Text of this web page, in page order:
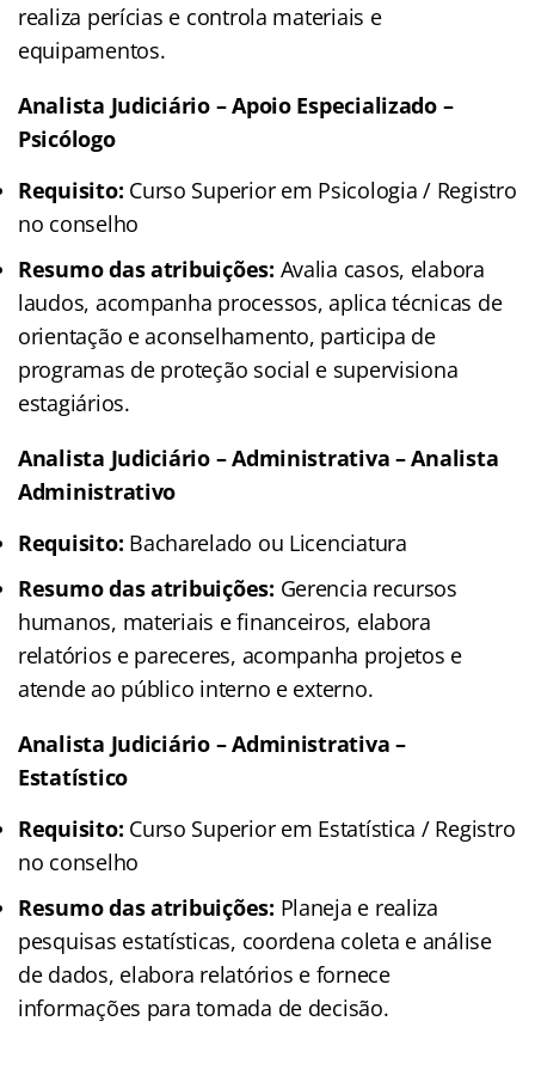
realiza perícias e controla materiais e
equipamentos.
Analista Judiciário – Apoio Especializado –
Psicólogo
Requisito: Curso Superior em Psicologia / Registro
no conselho
Resumo das atribuições: Avalia casos, elabora
laudos, acompanha processos, aplica técnicas de
orientação e aconselhamento, participa de
programas de proteção social e supervisiona
estagiários.
Analista Judiciário – Administrativa – Analista
Administrativo
Requisito: Bacharelado ou Licenciatura
Resumo das atribuições: Gerencia recursos
humanos, materiais e financeiros, elabora
relatórios e pareceres, acompanha projetos e
atende ao público interno e externo.
Analista Judiciário – Administrativa –
Estatístico
Requisito: Curso Superior em Estatística / Registro
no conselho
Resumo das atribuições: Planeja e realiza
pesquisas estatísticas, coordena coleta e análise
de dados, elabora relatórios e fornece
informações para tomada de decisão.